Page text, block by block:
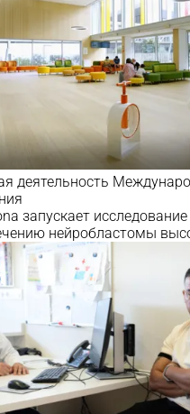
деятельность
запускает
нейробластомы